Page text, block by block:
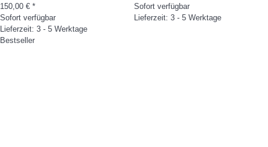
150,00 € *
Sofort verfügbar
Lieferzeit: 3 - 5 Werktage
Sofort verfügbar
Lieferzeit: 3 - 5 Werktage
Bestseller